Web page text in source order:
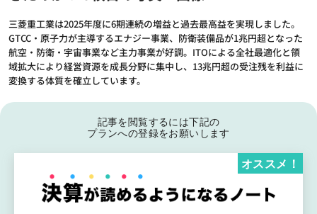
三菱重工業は2025年度に6期連続の増益と過去最高益を実現しました。
GTCC・原子力が主導するエナジー事業、防衛装備品が1兆円超となった
航空・防衛・宇宙事業など主力事業が好調。ITOによる全社最適化と領
域拡大により経営資源を成長分野に集中し、13兆円超の受注残を利益に
変換する体質を確立しています。
記事を閲覧するには下記の
プランへの登録をお願いします
オススメ！